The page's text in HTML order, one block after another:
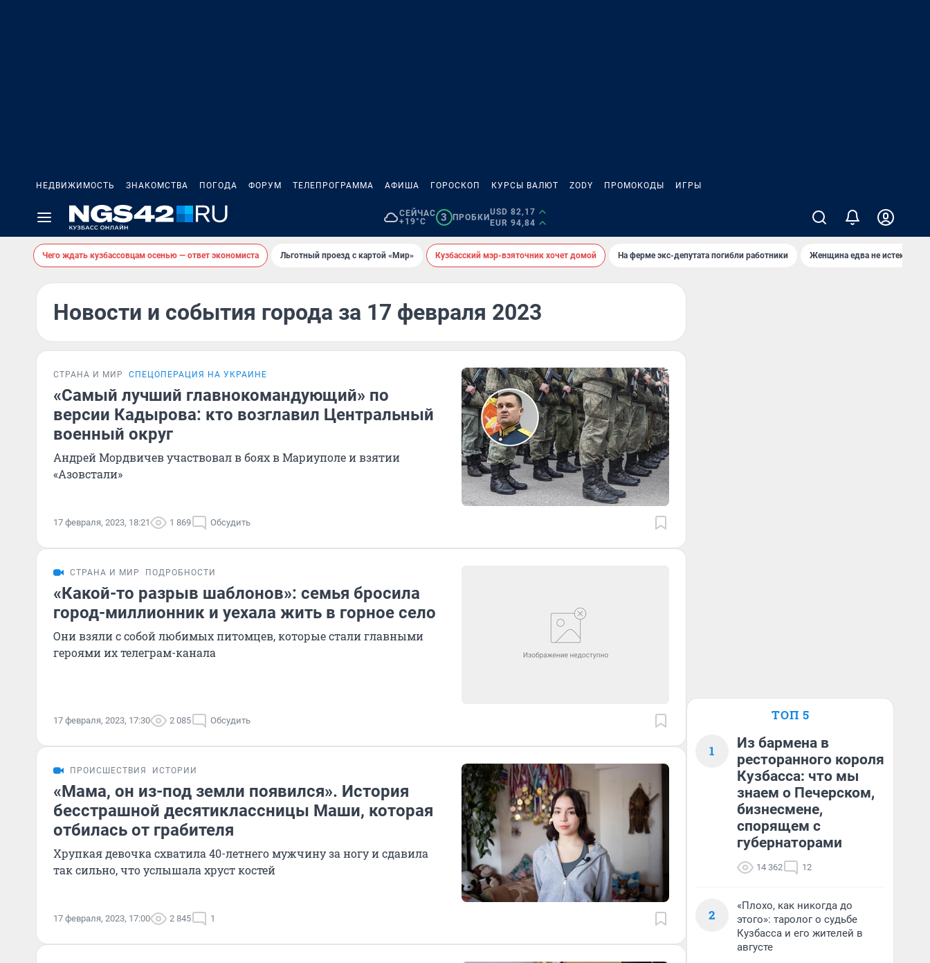
НЕДВИЖИМОСТЬ ЗНАКОМСТВА ПОГОДА ФОРУМ ТЕЛЕПРОГРАММА АФИША ГОРОСКОП КУРСЫ ВАЛЮТ ZODY ПРОМОКОДЫ ИГРЫ
СЕЙЧАС
+19°C
3 ПРОБКИ
USD 82,17
EUR 94,84
Чего ждать кузбассовцам осенью — ответ экономиста Льготный проезд с картой «Мир» Кузбасский мэр-взяточник хочет домой На ферме экс-депутата погибли работники Женщина едва не истекла
Новости и события города за 17 февраля 2023
СТРАНА И МИР СПЕЦОПЕРАЦИЯ НА УКРАИНЕ
«Самый лучший главнокомандующий» по
версии Кадырова: кто возглавил Центральный
военный округ
Андрей Мордвичев участвовал в боях в Мариуполе и взятии
«Азовстали»
17 февраля, 2023, 18:21 1 869 Обсудить
СТРАНА И МИР ПОДРОБНОСТИ
«Какой-то разрыв шаблонов»: семья бросила
город-миллионник и уехала жить в горное село
Они взяли с собой любимых питомцев, которые стали главными
героями их телеграм-канала
17 февраля, 2023, 17:30 2 085 Обсудить
ПРОИСШЕСТВИЯ ИСТОРИИ
«Мама, он из-под земли появился». История
бесстрашной десятиклассницы Маши, которая
отбилась от грабителя
Хрупкая девочка схватила 40-летнего мужчину за ногу и сдавила
так сильно, что услышала хруст костей
17 февраля, 2023, 17:00 2 845 1
ТОП 5
1
Из бармена в
ресторанного короля
Кузбасса: что мы
знаем о Печерском,
бизнесмене,
спорящем с
губернаторами
14 362 12
2
«Плохо, как никогда до
этого»: таролог о судьбе
Кузбасса и его жителей в
августе